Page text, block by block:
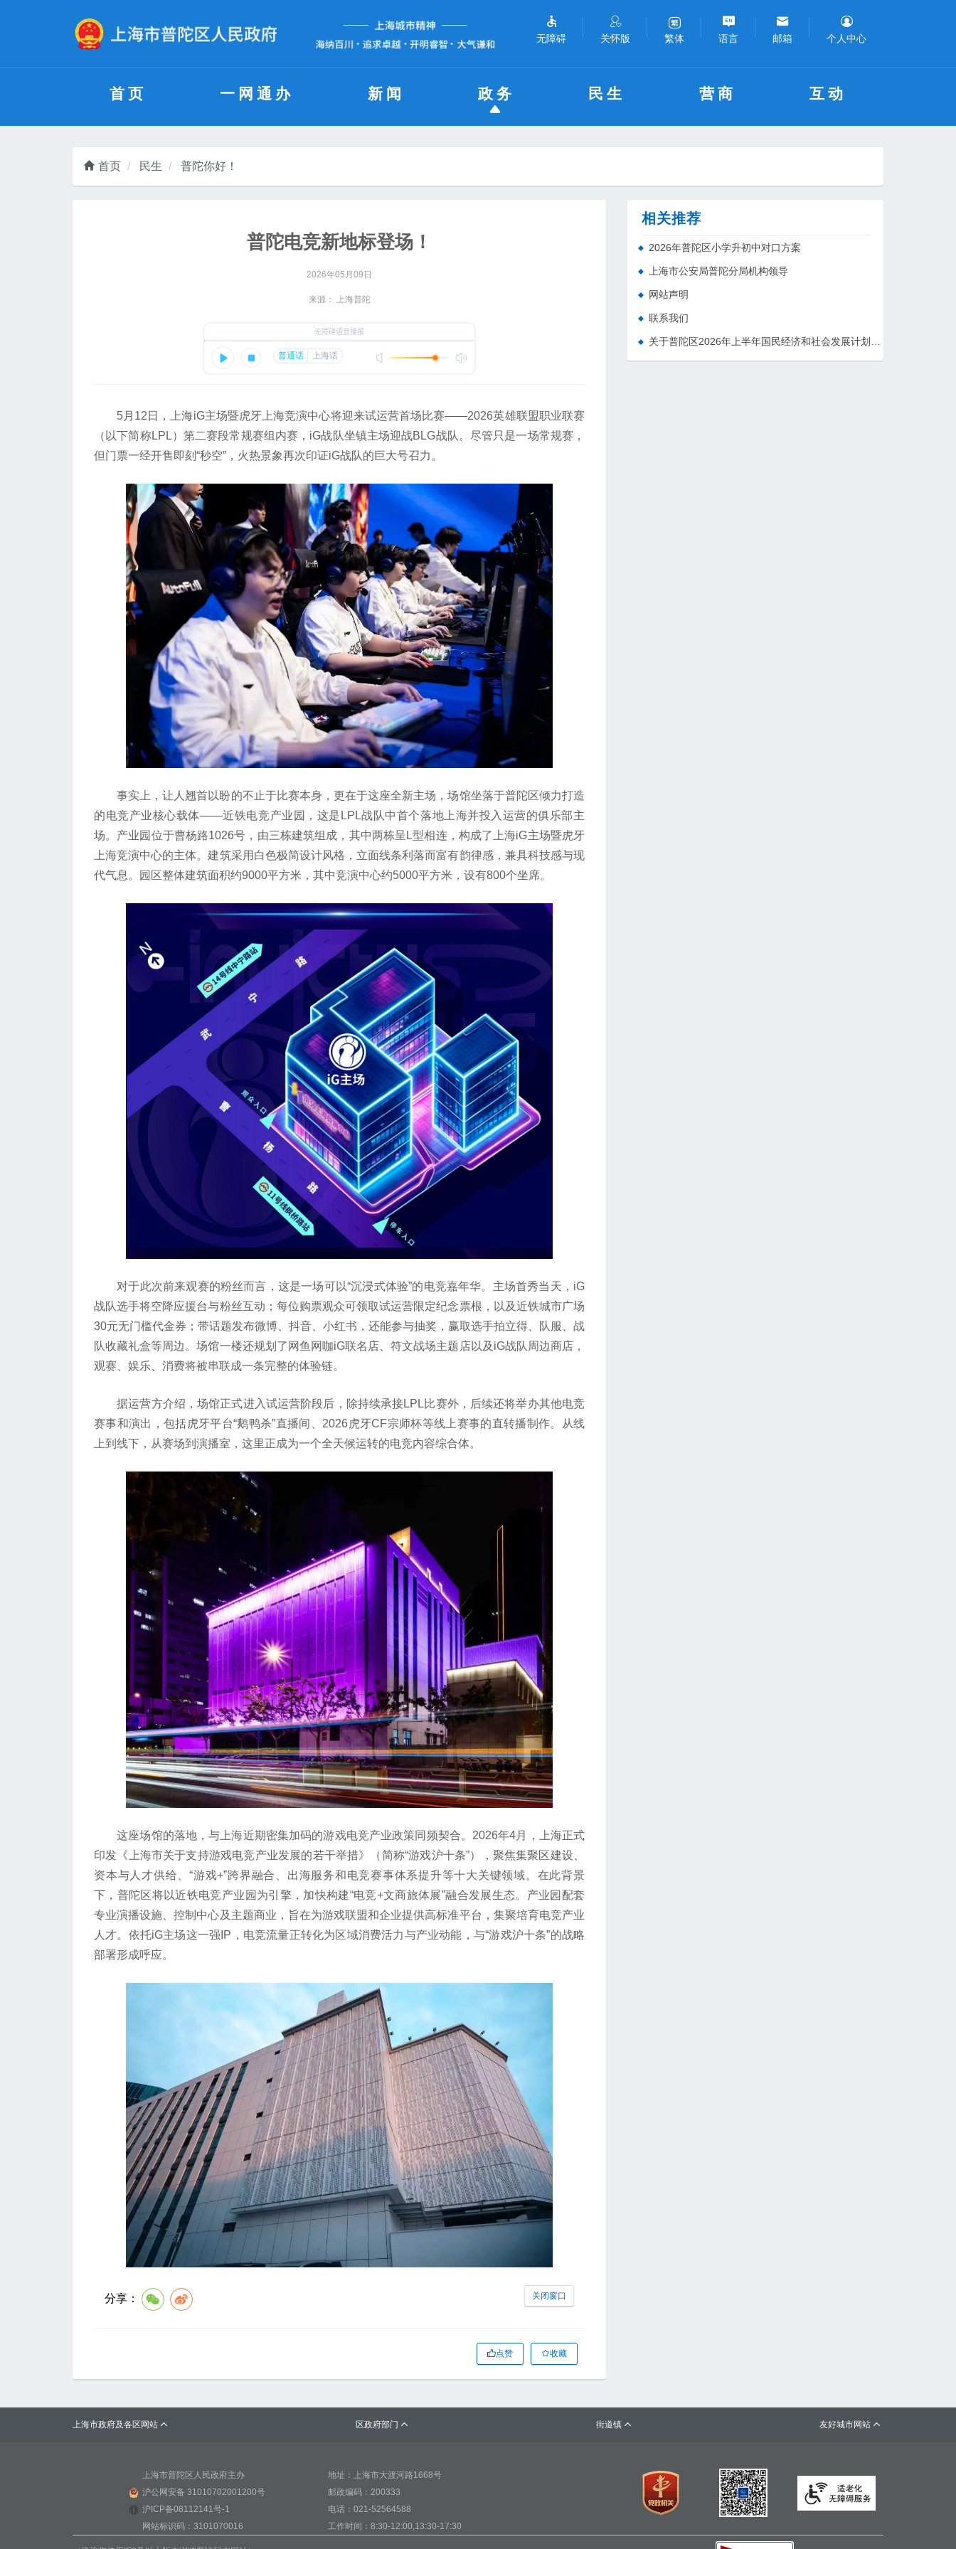
无障碍 关怀版 繁体 语言 邮箱 个人中心
首页 一网通办 新闻 政务 民生 营商 互动
首页 民生 普陀你好！
普陀电竞新地标登场！
2026年05月09日
来源： 上海普陀
5月12日，上海iG主场暨虎牙上海竞演中心将迎来试运营首场比赛——2026英雄联盟职业联赛
（以下简称LPL）第二赛段常规赛组内赛，iG战队坐镇主场迎战BLG战队。尽管只是一场常规赛，
但门票一经开售即刻“秒空”，火热景象再次印证iG战队的巨大号召力。
事实上，让人翘首以盼的不止于比赛本身，更在于这座全新主场，场馆坐落于普陀区倾力打造
的电竞产业核心载体——近铁电竞产业园，这是LPL战队中首个落地上海并投入运营的俱乐部主
场。产业园位于曹杨路1026号，由三栋建筑组成，其中两栋呈L型相连，构成了上海iG主场暨虎牙
上海竞演中心的主体。建筑采用白色极简设计风格，立面线条利落而富有韵律感，兼具科技感与现
代气息。园区整体建筑面积约9000平方米，其中竞演中心约5000平方米，设有800个坐席。
对于此次前来观赛的粉丝而言，这是一场可以“沉浸式体验”的电竞嘉年华。主场首秀当天，iG
战队选手将空降应援台与粉丝互动；每位购票观众可领取试运营限定纪念票根，以及近铁城市广场
30元无门槛代金券；带话题发布微博、抖音、小红书，还能参与抽奖，赢取选手拍立得、队服、战
队收藏礼盒等周边。场馆一楼还规划了网鱼网咖iG联名店、符文战场主题店以及iG战队周边商店，
观赛、娱乐、消费将被串联成一条完整的体验链。
据运营方介绍，场馆正式进入试运营阶段后，除持续承接LPL比赛外，后续还将举办其他电竞
赛事和演出，包括虎牙平台“鹅鸭杀”直播间、2026虎牙CF宗师杯等线上赛事的直转播制作。从线
上到线下，从赛场到演播室，这里正成为一个全天候运转的电竞内容综合体。
这座场馆的落地，与上海近期密集加码的游戏电竞产业政策同频契合。2026年4月，上海正式
印发《上海市关于支持游戏电竞产业发展的若干举措》（简称“游戏沪十条”），聚焦集聚区建设、
资本与人才供给、“游戏+”跨界融合、出海服务和电竞赛事体系提升等十大关键领域。在此背景
下，普陀区将以近铁电竞产业园为引擎，加快构建“电竞+文商旅体展”融合发展生态。产业园配套
专业演播设施、控制中心及主题商业，旨在为游戏联盟和企业提供高标准平台，集聚培育电竞产业
人才。依托iG主场这一强IP，电竞流量正转化为区域消费活力与产业动能，与“游戏沪十条”的战略
部署形成呼应。
分享： 关闭窗口
点赞 收藏
相关推荐
2026年普陀区小学升初中对口方案
上海市公安局普陀分局机构领导
网站声明
联系我们
上海市政府及各区网站  区政府部门  街道镇  友好城市网站 
上海市普陀区人民政府主办
地址：上海市大渡河路1668号
沪公网安备 31010702001200号
邮政编码：200333
沪ICP备08112141号-1
电话：021-52564588
网站标识码：3101070016
工作时间：8:30-12:00,13:30-17:30